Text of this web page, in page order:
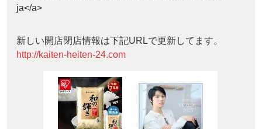
ja</a>
新しい開店閉店情報は下記URLで更新してます。
http://kaiten-heiten-24.com